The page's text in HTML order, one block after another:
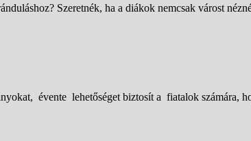
Szeretnék, ha a diákok nemcsak várost
évente lehetőséget biztosít a fiatalok számára,